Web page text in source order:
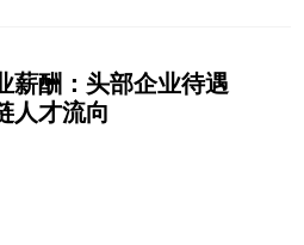
薪酬：头部企业待遇
人才流向